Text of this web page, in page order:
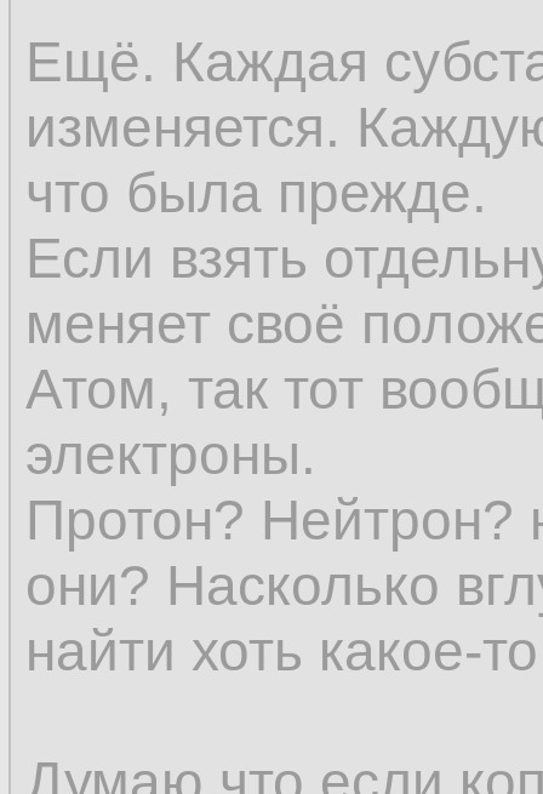
последнее
предшествующей
же самое
как оно
представление о
явления уже нет.
Субстанции (в
всех
и исчезновение
устранило бы
эмпирического
Ещё. Каждая
изменяется.
что была прежде.
Если взять
меняет своё
Атом, так тот
электроны.
Протон? Нейтрон?
они? Насколько
найти хоть какое-